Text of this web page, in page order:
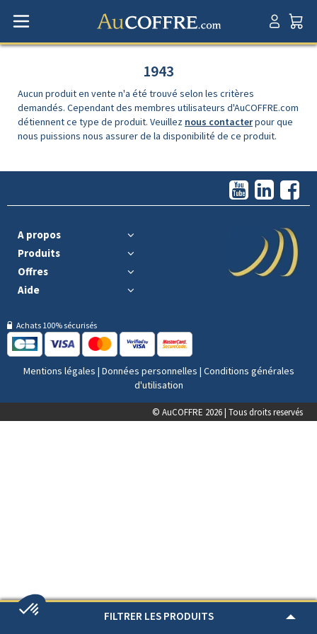
FILTRER LES PRODUITS
1943
Aucun produit en vente n'a été trouvé selon les critères
demandés. Cependant des membres utilisateurs d'AuCOFFRE.com
détiennent ce type de produit. Veuillez nous contacterpour que
nous puissions nous assurer de la disponibilité de ce produit.
A propos
Produits
Offres
Aide
Achats 100% sécurisés
Mentions légales | Données personnelles | Conditions générales
d'utilisation
© AuCOFFRE 2026 | Tous droits reservés